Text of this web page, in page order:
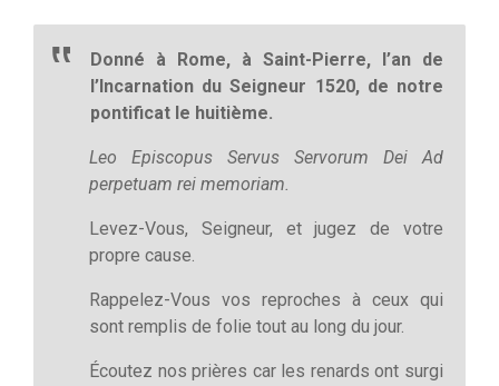
Donné à Rome, à Saint-Pierre, l’an de
l’Incarnation du Seigneur 1520, de notre
pontificat le huitième.
Leo Episcopus Servus Servorum Dei Ad
perpetuam rei memoriam.
Levez-Vous, Seigneur, et jugez de votre
propre cause.
Rappelez-Vous vos reproches à ceux qui
sont remplis de folie tout au long du jour.
Écoutez nos prières car les renards ont surgi